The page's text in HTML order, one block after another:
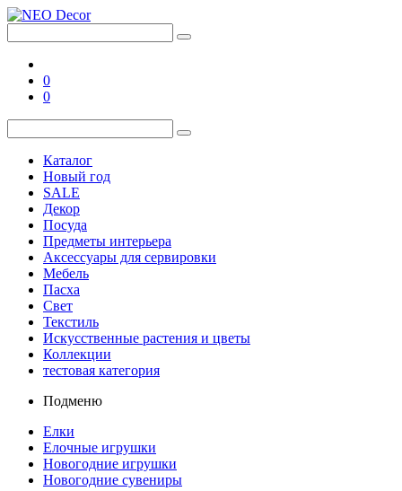
0
0
Каталог
Новый год
SALE
Декор
Посуда
Предметы интерьера
Аксессуары для сервировки
Мебель
Пасха
Свет
Текстиль
Искусственные растения и цветы
Коллекции
тестовая категория
Подменю
Елки
Елочные игрушки
Новогодние игрушки
Новогодние сувениры